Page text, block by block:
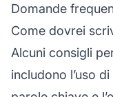
Domande
Come dovrei
Alcuni consigli
includono l’uso